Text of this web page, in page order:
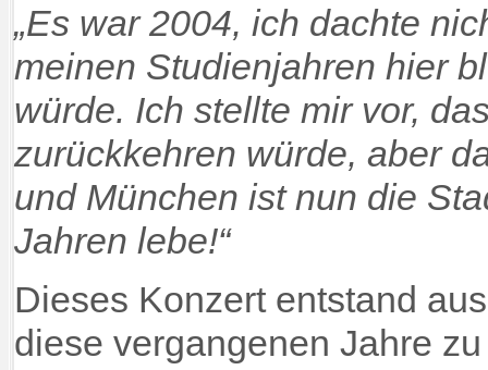
„Es war 2004, ich dachte
meinen Studienjahren hier
würde. Ich stellte mir vor,
zurückkehren würde, aber
und München ist nun die
Jahren lebe!“
Dieses Konzert entstand
diese vergangenen Jahre